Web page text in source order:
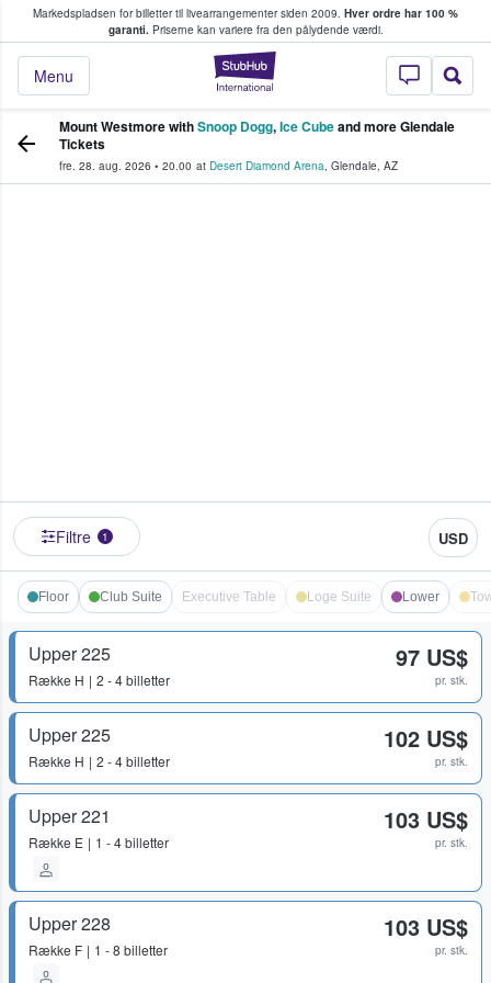
Markedspladsen for billetter til livearrangementer siden 2009. Hver ordre har 100 %
garanti.Priserne kan variere fra den pålydende værdi.
StubHub - Hvor
Menu
køber og sælger billetter
Mount Westmore withSnoop Dogg,Ice Cubeand more Glendale
Tickets
fre. 28. aug. 2026 • 20.00 at Desert Diamond Arena, Glendale, AZ
Filtre 1 USD
Floor Club Suite Executive Table Loge Suite Lower
Upper 225
Række H 2 - 4 billetter
97 US$
pr. stk.
Upper 225
Række H 2 - 4 billetter
102 US$
pr. stk.
Upper 221
Række E 1 - 4 billetter
103 US$
pr. stk.
Upper 228
Række F 1 - 8 billetter
103 US$
pr. stk.